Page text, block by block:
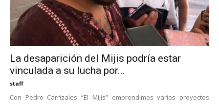
La desaparición del Mijis podría estar
vinculada a su lucha por...
staff
Con Pedro Carrizales “El Mijis” emprendimos varios proyectos